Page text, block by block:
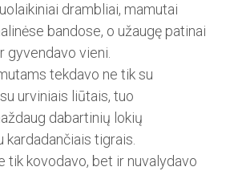
drambliai, mamutai
ban­dose, o užaugę patinai
gyvendavo vieni.
tek­davo ne tik su
urviniais liūtais, tuo
dabartinių lokių
kardadančiais ­tigrais.
tik kovodavo, bet ir nuvalydavo